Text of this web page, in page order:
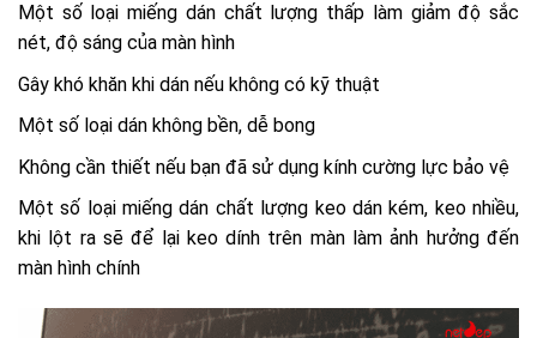
Một số loại miếng dán chất lượng thấp làm giảm độ sắc
nét, độ sáng của màn hình
Gây khó khăn khi dán nếu không có kỹ thuật
Một số loại dán không bền, dễ bong
Không cần thiết nếu bạn đã sử dụng kính cường lực bảo vệ
Một số loại miếng dán chất lượng keo dán kém, keo nhiều,
khi lột ra sẽ để lại keo dính trên màn làm ảnh hưởng đến
màn hình chính